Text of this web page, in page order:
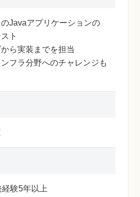
のJavaアプリケーションの
ト
ら実装までを担当
ンフラ分野へのチャレンジも
経験5年以上